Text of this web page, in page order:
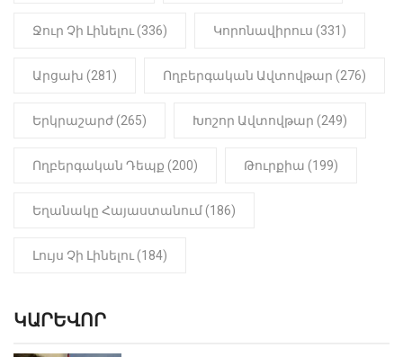
մարմինը
Ջուր Չի Լինելու (336) Կորոնավիրուս (331)
Արցախ (281) Ողբերգական Ավտովթար (276)
Երկրաշարժ (265) Խոշոր Ավտովթար (249)
Ողբերգական Դեպք (200) Թուրքիա (199)
Եղանակը Հայաստանում (186)
Լույս Չի Լինելու (184)
ԿԱՐԵՎՈՐ